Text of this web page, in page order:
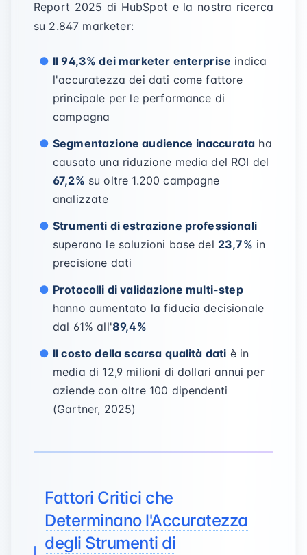
Report 2025 di HubSpot e la nostra ricerca
su 2.847 marketer:
Il 94,3% dei marketer enterprise indica
l'accuratezza dei dati come fattore
principale per le performance di
campagna
Segmentazione audience inaccurata ha
causato una riduzione media del ROI del
67,2% su oltre 1.200 campagne
analizzate
Strumenti di estrazione professionali
superano le soluzioni base del 23,7% in
precisione dati
Protocolli di validazione multi-step
hanno aumentato la fiducia decisionale
dal 61% all'89,4%
Il costo della scarsa qualità dati è in
media di 12,9 milioni di dollari annui per
aziende con oltre 100 dipendenti
(Gartner, 2025)
Fattori Critici che
Determinano l'Accuratezza
degli Strumenti di